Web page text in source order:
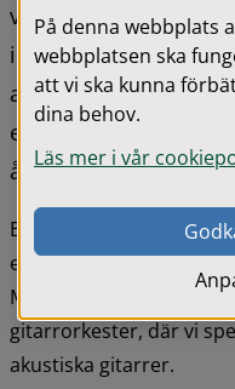
vårdnadshavare
i årskurs 2, men även
ansöka. Det går att
elever så fort en plats
år kan också ansöka
Efter grundkurs kan
elbas. Eleven har
Musikskolans
gitarrorkester, där vi
akustiska gitarrer.
På denna webbplats
webbplatsen ska
att vi ska kunna
dina behov.
Läs mer i vår